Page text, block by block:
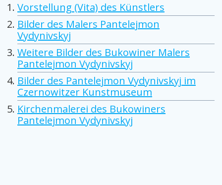
Vorstellung (Vita) des Künstlers
Bilder des Malers Pantelejmon
Vydynivskyj
Weitere Bilder des Bukowiner Malers
Pantelejmon Vydynivskyj
Bilder des Pantelejmon Vydynivskyj im
Czernowitzer Kunstmuseum
Kirchenmalerei des Bukowiners
Pantelejmon Vydynivskyj